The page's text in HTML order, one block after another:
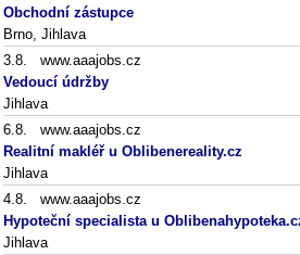
Obchodní zástupce
Brno, Jihlava
3.8. www.aaajobs.cz
Vedoucí údržby
Jihlava
6.8. www.aaajobs.cz
Realitní makléř u Oblibenereality.cz
Jihlava
4.8. www.aaajobs.cz
Hypoteční specialista u
Jihlava